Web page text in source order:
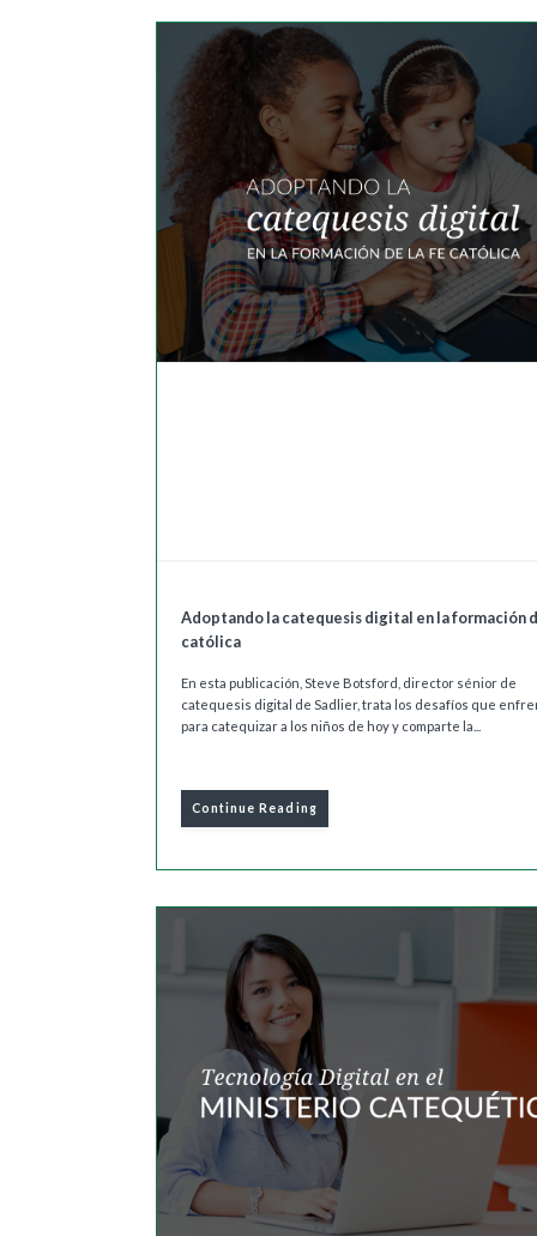
Adoptando la catequesis digital en la formación
católica
En esta publicación, Steve Botsford, director sénior de
catequesis digital de Sadlier, trata los desafíos que
para catequizar a los niños de hoy y comparte la...
Continue Reading